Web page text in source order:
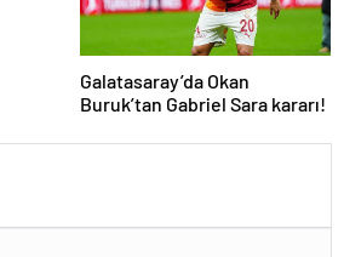
Galatasaray’da Okan
Buruk’tan Gabriel Sara kararı!